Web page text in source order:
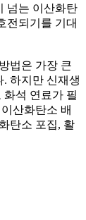
넘는 이산화탄
전되기를 기대
법은 가장 큰
하지만 신재생
석 연료가 필
산화탄소 배
탄소 포집, 활